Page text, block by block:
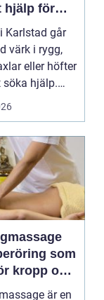
hjälp för
Karlstad går
värk i rygg,
eller höfter
söka hjälp.
...
som
kropp och
är en